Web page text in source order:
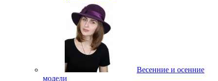
Весенние и осенние
модели